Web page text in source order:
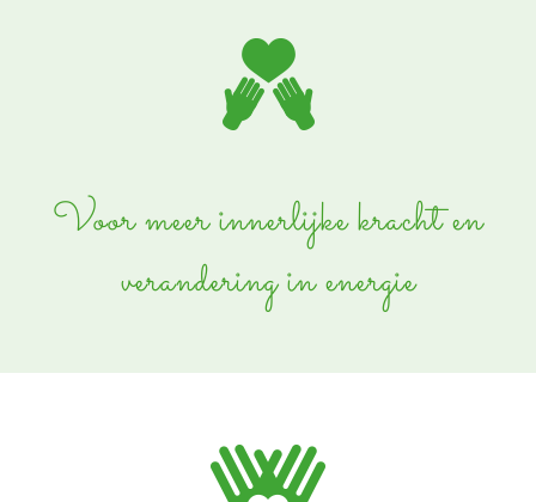
Voor meer innerlijke kracht en
verandering in energie